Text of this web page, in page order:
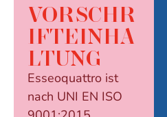
VORSCHR
IFTEINHA
LTUNG
Esseoquattro ist
nach UNI EN ISO